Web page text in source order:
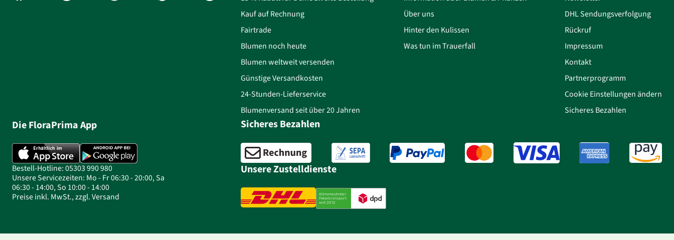
Die FloraPrima App
Bestell-Hotline: 05303 990 980
Unsere Servicezeiten: Mo - Fr 06:30 - 20:00, Sa
06:30 - 14:00, So 10:00 - 14:00
Preise inkl. MwSt., zzgl. Versand
Kauf auf Rechnung
Fairtrade
Blumen noch heute
Blumen weltweit versenden
Günstige Versandkosten
24-Stunden-Lieferservice
Blumenversand seit über 20 Jahren
Über uns
Hinter den Kulissen
Was tun im Trauerfall
DHL Sendungsverfolgung
Rückruf
Impressum
Kontakt
Partnerprogramm
Cookie Einstellungen ändern
Sicheres Bezahlen
Sicheres Bezahlen
Unsere Zustelldienste